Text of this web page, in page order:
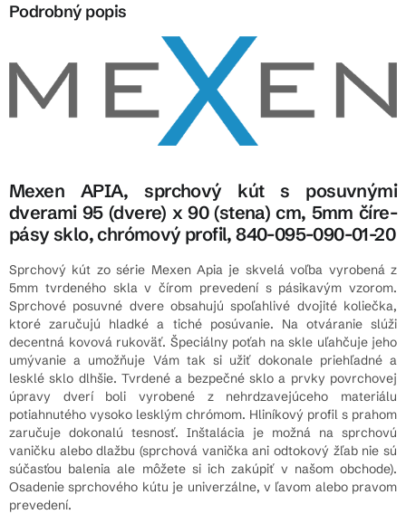
Podrobný popis
Mexen APIA, sprchový kút s posuvnými
dverami 95 (dvere) x 90 (stena) cm, 5mm číre-
pásy sklo, chrómový profil, 840-095-090-01-20
Sprchový kút zo série Mexen Apia je skvelá voľba vyrobená z
5mm tvrdeného skla v čírom prevedení s pásikavým vzorom.
Sprchové posuvné dvere obsahujú spoľahlivé dvojité koliečka,
ktoré zaručujú hladké a tiché posúvanie. Na otváranie slúži
decentná kovová rukoväť. Špeciálny poťah na skle uľahčuje jeho
umývanie a umožňuje Vám tak si užiť dokonale priehľadné a
lesklé sklo dlhšie. Tvrdené a bezpečné sklo a prvky povrchovej
úpravy dverí boli vyrobené z nehrdzavejúceho materiálu
potiahnutého vysoko lesklým chrómom. Hliníkový profil s prahom
zaručuje dokonalú tesnosť. Inštalácia je možná na sprchovú
vaničku alebo dlažbu (sprchová vanička ani odtokový žľab nie sú
súčasťou balenia ale môžete si ich zakúpiť v našom obchode).
Osadenie sprchového kútu je univerzálne, v ľavom alebo pravom
prevedení.